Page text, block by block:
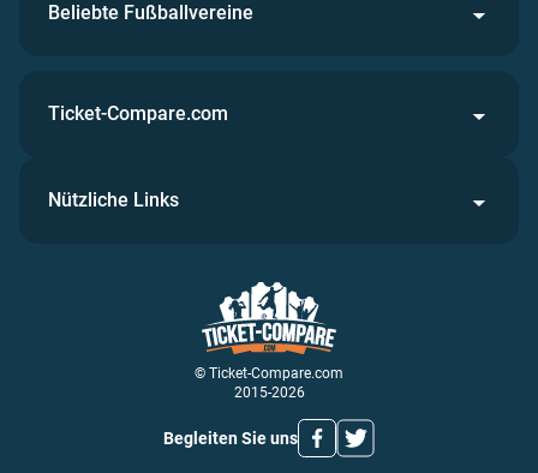
Beliebte Fußballvereine
© Ticket-Compare.com
2015-2026
Begleiten Sie uns
Ticket-Compare.com
Nützliche Links